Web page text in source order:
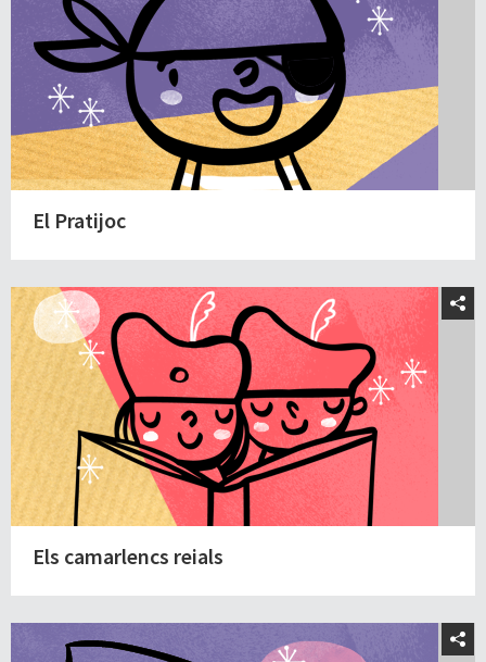
El Pratijoc
Els camarlencs reials